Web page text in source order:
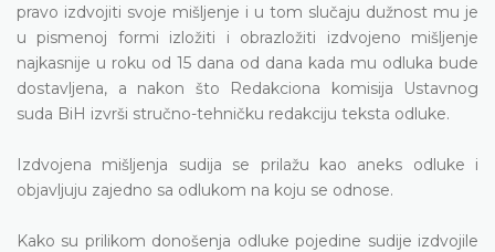
pravo izdvojiti svoje mišljenje i u tom slučaju dužnost mu je
u pismenoj formi izložiti i obrazložiti izdvojeno mišljenje
najkasnije u roku od 15 dana od dana kada mu odluka bude
dostavljena, a nakon što Redakciona komisija Ustavnog
suda BiH izvrši stručno-tehničku redakciju teksta odluke.
Izdvojena mišljenja sudija se prilažu kao aneks odluke i
objavljuju zajedno sa odlukom na koju se odnose.
Kako su prilikom donošenja odluke pojedine sudije izdvojile